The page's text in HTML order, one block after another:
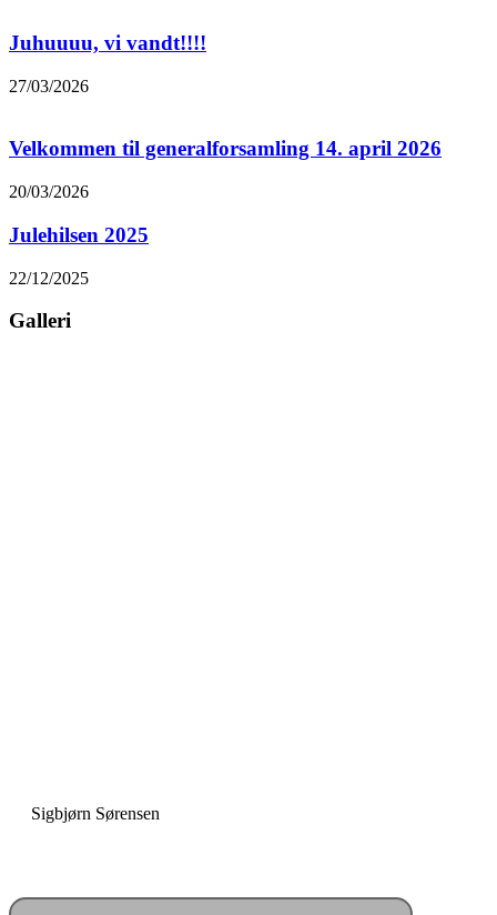
Juhuuuu, vi vandt!!!!
27/03/2026
Velkommen til generalforsamling 14. april 2026
20/03/2026
Julehilsen 2025
22/12/2025
Galleri
Sigbjørn Sørensen